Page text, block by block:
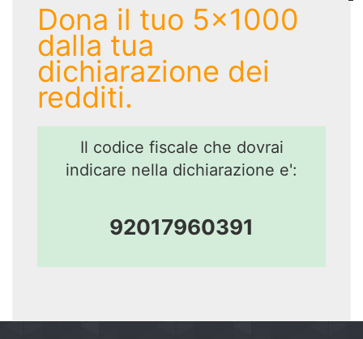
Dona il tuo 5x1000
dalla tua
dichiarazione dei
redditi.
Il codice fiscale che dovrai
indicare nella dichiarazione e':
92017960391